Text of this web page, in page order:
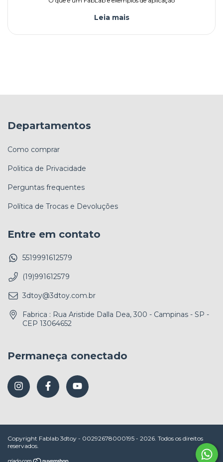
Leia mais
Departamentos
Como comprar
Politica de Privacidade
Perguntas frequentes
Política de Trocas e Devoluções
Entre em contato
5519991612579
(19)991612579
3dtoy@3dtoy.com.br
Fabrica : Rua Aristide Dalla Dea, 300 - Campinas - SP -
CEP 13064652
Permaneça conectado
Copyright Fablab 3dtoy - 00292678000195 - 2026. Todos os direitos
reservados.